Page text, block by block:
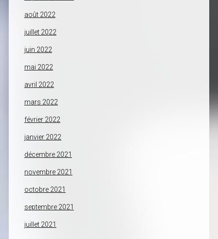
août 2022
juillet 2022
juin 2022
mai 2022
avril 2022
mars 2022
février 2022
janvier 2022
décembre 2021
novembre 2021
octobre 2021
septembre 2021
juillet 2021